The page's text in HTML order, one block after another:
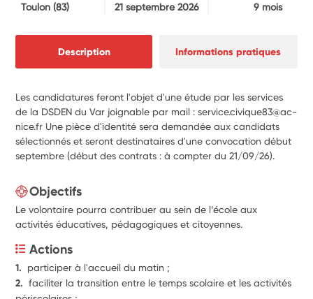
Toulon(83) 21 septembre 2026 9 mois
Description Informations pratiques
Les candidatures feront l'objet d'une étude par les services
de la DSDEN du Var joignable par mail : service.civique83@ac-
nice.fr Une pièce d'identité sera demandée aux candidats
sélectionnés et seront destinataires d'une convocation début
septembre (début des contrats : à compter du 21/09/26).
Objectifs
Le volontaire pourra contribuer au sein de l’école aux
activités éducatives, pédagogiques et citoyennes.
Actions
1. participer à l'accueil du matin ;
2. faciliter la transition entre le temps scolaire et les activités